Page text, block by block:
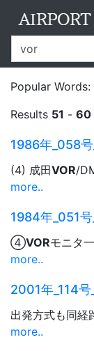
Sort Score
Popular Words:
Results 51 - 60
(4) 成田VOR/
more..
④VORモニタ
more..
出発方式も同経
more..